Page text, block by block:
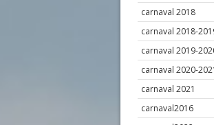
carnaval 2018
carnaval 2018-
carnaval 2019-
carnaval 2020-
carnaval 2021
carnaval2016